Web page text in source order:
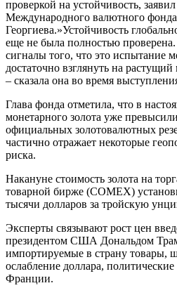
проверкой на устойчивость,
Международного валютного
Георгиева.»Устойчивость
еще не была полностью
сигналы того, что это испытание
достаточно взглянуть на
– сказала она во время
Глава фонда отметила, что в
монетарного золота уже
официальных золотовалютных
частично отражает некоторые
риска.
Накануне стоимость золота на
товарной бирже (COMEX)
тысячи долларов за тройскую
Эксперты связывают рост цен
президентом США Дональдом
импортируемые в страну товары,
ослабление доллара,
Франции.